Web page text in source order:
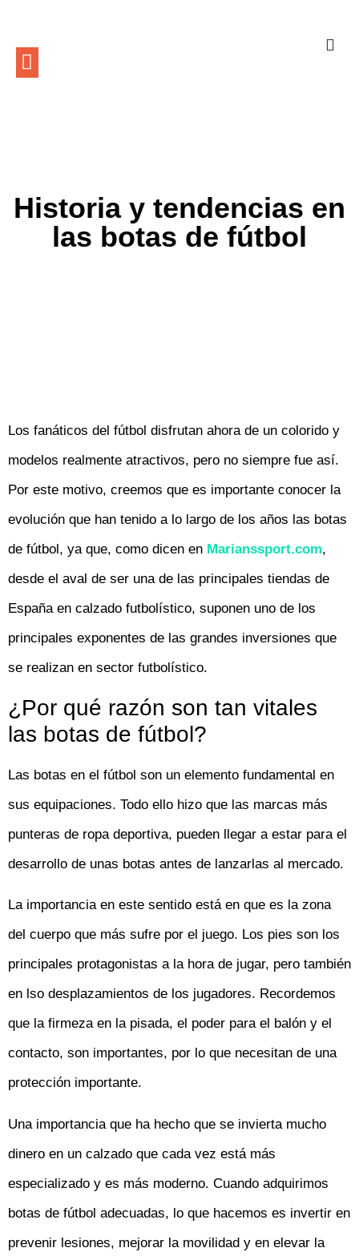
Historia y tendencias en
las botas de fútbol
Los fanáticos del fútbol disfrutan ahora de un colorido y
modelos realmente atractivos, pero no siempre fue así.
Por este motivo, creemos que es importante conocer la
evolución que han tenido a lo largo de los años las botas
de fútbol, ya que, como dicen en Marianssport.com,
desde el aval de ser una de las principales tiendas de
España en calzado futbolístico, suponen uno de los
principales exponentes de las grandes inversiones que
se realizan en sector futbolístico.
¿Por qué razón son tan vitales
las botas de fútbol?
Las botas en el fútbol son un elemento fundamental en
sus equipaciones. Todo ello hizo que las marcas más
punteras de ropa deportiva, pueden llegar a estar para el
desarrollo de unas botas antes de lanzarlas al mercado.
La importancia en este sentido está en que es la zona
del cuerpo que más sufre por el juego. Los pies son los
principales protagonistas a la hora de jugar, pero también
en lso desplazamientos de los jugadores. Recordemos
que la firmeza en la pisada, el poder para el balón y el
contacto, son importantes, por lo que necesitan de una
protección importante.
Una importancia que ha hecho que se invierta mucho
dinero en un calzado que cada vez está más
especializado y es más moderno. Cuando adquirimos
botas de fútbol adecuadas, lo que hacemos es invertir en
prevenir lesiones, mejorar la movilidad y en elevar la